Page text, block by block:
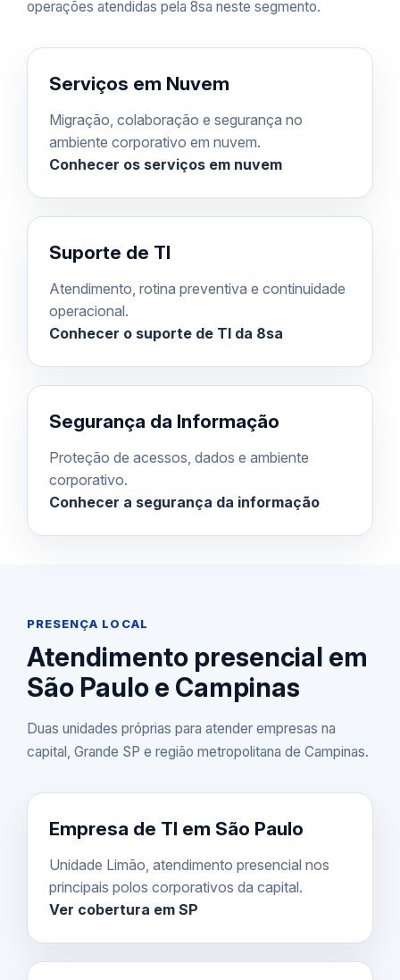
operações atendidas pela 8sa neste segmento.
Serviços em Nuvem
Migração, colaboração e segurança no
ambiente corporativo em nuvem.
Conhecer os serviços em nuvem
Suporte de TI
Atendimento, rotina preventiva e continuidade
operacional.
Conhecer o suporte de TI da 8sa
Segurança da Informação
Proteção de acessos, dados e ambiente
corporativo.
Conhecer a segurança da informação
PRESENÇA LOCAL
Atendimento presencial em
São Paulo e Campinas
Duas unidades próprias para atender empresas na
capital, Grande SP e região metropolitana de Campinas.
Empresa de TI em São Paulo
Unidade Limão, atendimento presencial nos
principais polos corporativos da capital.
Ver cobertura em SP